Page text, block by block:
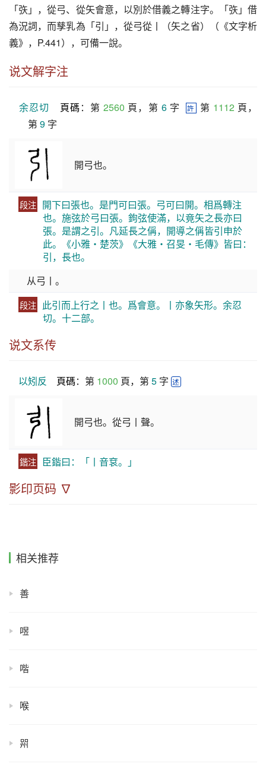
「矤」，從弓、從矢會意，以別於借義之轉注字。「矤」借
為況詞，而孳乳為「引」，從弓從丨（矢之省）（《文字析
義》，P.441），可備一說。
说文解字注
余忍切 頁碼 ：第 2560 頁，第 6 字 許 第 1112 頁，
第 9 字
開弓也。
段注 開下曰張也。是門可曰張。弓可曰開。相爲轉注
也。施弦於弓曰張。鉤弦使滿，以竟矢之長亦曰
張。是謂之引。凡延長之偁，開導之偁皆引申於
此。《小雅・楚茨》《大雅・召旻・毛傳》皆曰：
引，長也。
从弓丨。
段注 此引而上行之丨也。爲會意。丨亦象矢形。余忍
切。十二部。
说文系传
以矧反 頁碼：第 1000 頁，第 5 字 述
開弓也。從弓丨聲。
鍇注 臣鍇曰：「丨音袞。」
影印页码 ∇
相关推荐
善
喅
喈
喉
喌